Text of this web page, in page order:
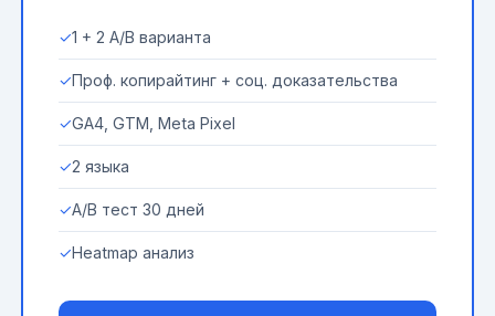
✓1 + 2 A/B варианта
✓Проф. копирайтинг + соц. доказательства
✓GA4, GTM, Meta Pixel
✓2 языка
✓A/B тест 30 дней
✓Heatmap анализ